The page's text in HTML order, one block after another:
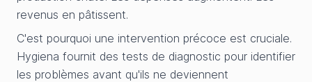
revenus en pâtissent.
C'est pourquoi une intervention précoce est cruciale.
Hygiena fournit des tests de diagnostic pour identifier
les problèmes avant qu'ils ne deviennent